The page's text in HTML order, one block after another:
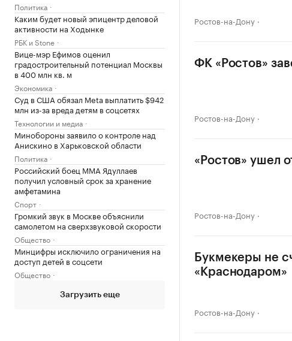
Политика
Каким будет новый эпицентр деловой
активности на Ходынке
РБК и Stone
Вице-мэр Ефимов оценил
градостроительный потенциал Москвы
в 400 млн кв. м
Экономика
Суд в США обязал Meta выплатить $942
млн из-за вреда детям в соцсетях
Технологии и медиа
Минобороны заявило о контроле над
Анискино в Харьковской области
Политика
Российский боец ММА Ядуллаев
получил условный срок за хранение
амфетамина
Спорт
Громкий звук в Москве объяснили
самолетом на сверхзвуковой скорости
Общество
Минцифры исключило ограничения на
доступ детей в соцсети
Общество
Загрузить еще
Ростов-на-Дону
ФК «Ростов»
Ростов-на-Дону
«Ростов» ушел
Ростов-на-Дону
Букмекеры не
«Краснодаром»
Ростов-на-Дону